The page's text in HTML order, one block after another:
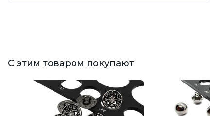
С этим товаром покупают